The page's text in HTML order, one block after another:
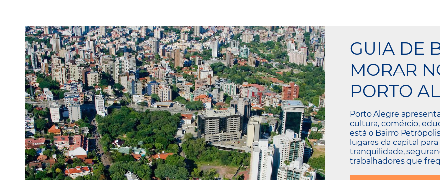
GUIA DE
MORAR
PORTO
Porto Alegre
cultura, comércio,
está o Bairro
lugares da capital
tranquilidade,
trabalhadores que